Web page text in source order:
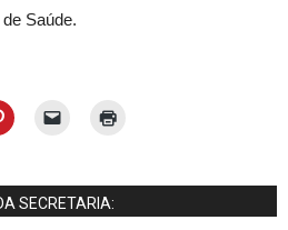
Saúde.
SECRETARIA: